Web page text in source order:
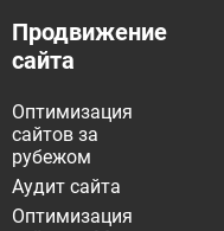
Продвижение
сайта
Оптимизация
сайтов за
рубежом
Аудит сайта
Оптимизация